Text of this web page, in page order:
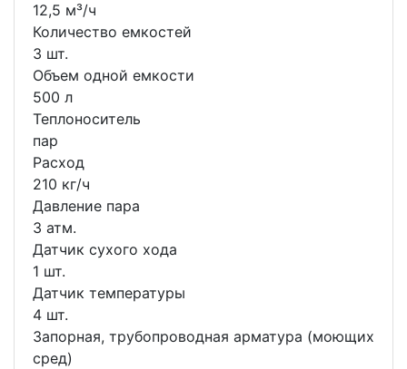
12,5 м³/ч
Количество емкостей
3 шт.
Объем одной емкости
500 л
Теплоноситель
пар
Расход
210 кг/ч
Давление пара
3 атм.
Датчик сухого хода
1 шт.
Датчик температуры
4 шт.
Запорная, трубопроводная арматура (моющих
сред)